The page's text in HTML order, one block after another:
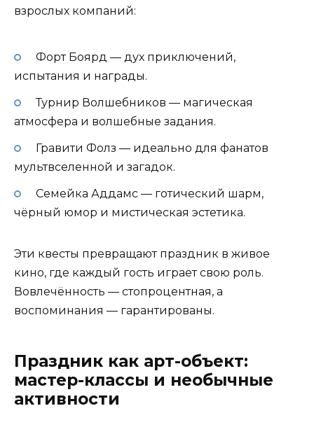
взрослых компаний:
Форт Боярд — дух приключений,
испытания и награды.
Турнир Волшебников — магическая
атмосфера и волшебные задания.
Гравити Фолз — идеально для фанатов
мультвселенной и загадок.
Семейка Аддамс — готический шарм,
чёрный юмор и мистическая эстетика.
Эти квесты превращают праздник в живое
кино, где каждый гость играет свою роль.
Вовлечённость — стопроцентная, а
воспоминания — гарантированы.
Праздник как арт-объект:
мастер-классы и необычные
активности